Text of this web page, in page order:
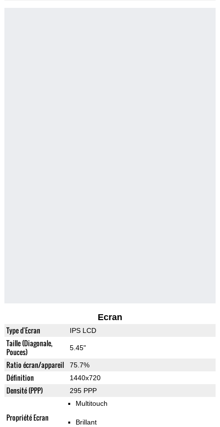
Ecran
Type d'Ecran IPS LCD
Taille (Diagonale,
Pouces)
5.45"
Ratio écran/appareil 75.7%
Définition 1440x720
Densité (PPP) 295 PPP
Propriété Ecran
Multitouch
Brillant